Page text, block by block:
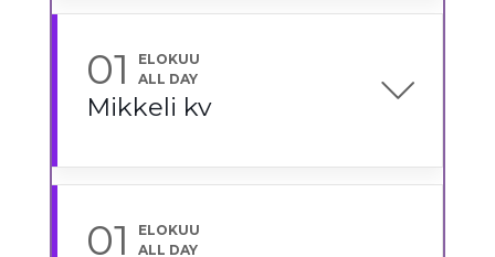
01
ELOKUU
ALL DAY
Mikkeli kv
01
ELOKUU
ALL DAY